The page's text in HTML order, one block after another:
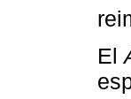
El